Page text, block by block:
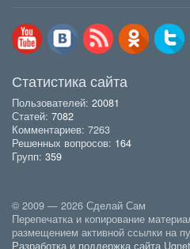
Статистика сайта
Пользователей: 20081
Статей: 7082
Комментариев: 7263
Решенных вопросов: 164
Групп: 359
© 2009 — 2026 Сделай Сам
Перепечатка и копирование
размещением активной ссылки на
Разработка и поддержка сайта Ugnet